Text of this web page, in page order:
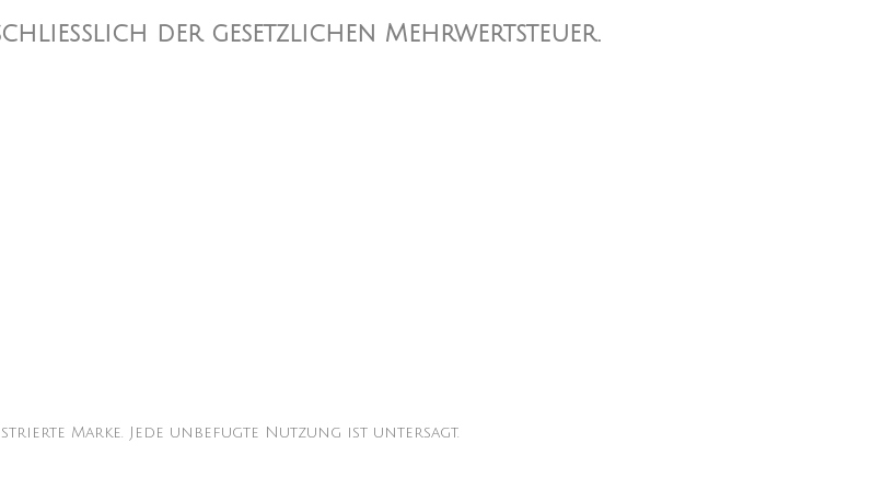
der gesetzlichen Mehrwertsteuer.
Marke. Jede unbefugte Nutzung ist untersagt.